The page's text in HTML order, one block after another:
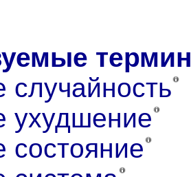
случайность
ухудшение
состояние